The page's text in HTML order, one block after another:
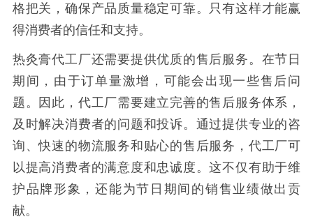
格把关，确保产品质量稳定可靠。只有这样才能赢
得消费者的信任和支持。
热灸膏代工厂还需要提供优质的售后服务。在节日
期间，由于订单量激增，可能会出现一些售后问
题。因此，代工厂需要建立完善的售后服务体系，
及时解决消费者的问题和投诉。通过提供专业的咨
询、快速的物流服务和贴心的售后服务，代工厂可
以提高消费者的满意度和忠诚度。这不仅有助于维
护品牌形象，还能为节日期间的销售业绩做出贡
献。